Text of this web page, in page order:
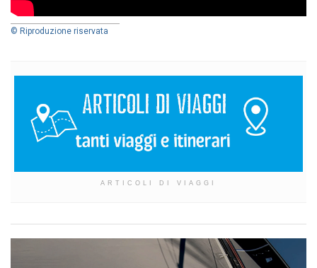
© Riproduzione riservata
ARTICOLI DI VIAGGI